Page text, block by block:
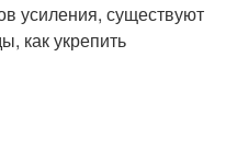
усиления, существуют
как укрепить